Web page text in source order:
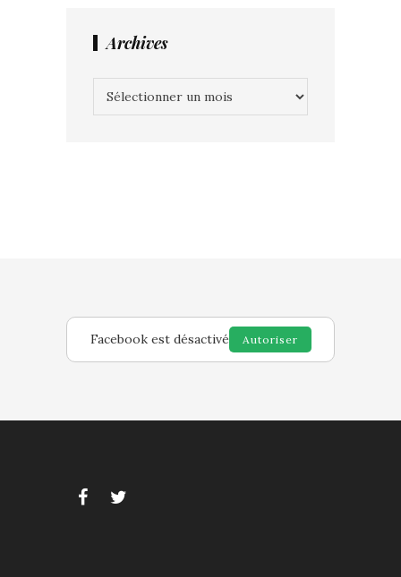
Archives
Facebook est désactivé Autoriser